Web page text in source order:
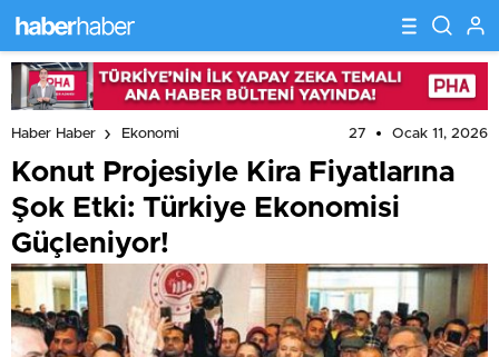
Haber Haber Ekonomi 27 Ocak 11, 2026
Konut Projesiyle Kira Fiyatlarına
Şok Etki: Türkiye Ekonomisi
Güçleniyor!